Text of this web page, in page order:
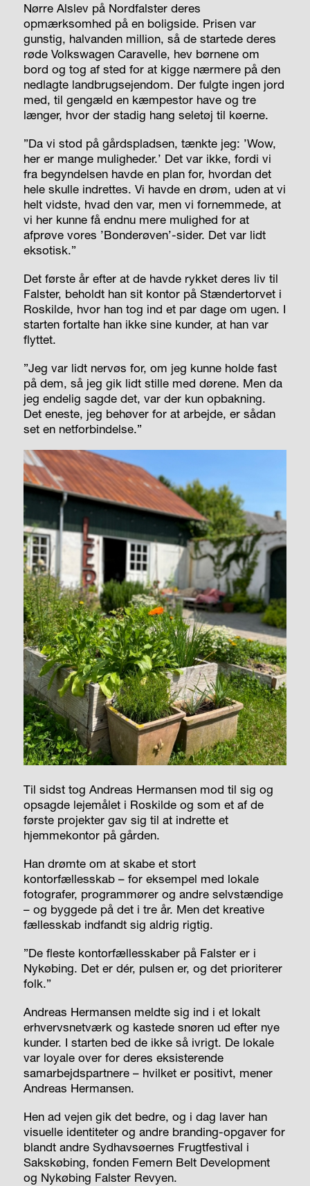
Nørre Alslev på Nordfalster deres
opmærksomhed på en boligside. Prisen var
gunstig, halvanden million, så de startede deres
røde Volkswagen Caravelle, hev børnene om
bord og tog af sted for at kigge nærmere på den
nedlagte landbrugsejendom. Der fulgte ingen jord
med, til gengæld en kæmpestor have og tre
længer, hvor der stadig hang seletøj til køerne.
”Da vi stod på gårdspladsen, tænkte jeg: ’Wow,
her er mange muligheder.’ Det var ikke, fordi vi
fra begyndelsen havde en plan for, hvordan det
hele skulle indrettes. Vi havde en drøm, uden at vi
helt vidste, hvad den var, men vi fornemmede, at
vi her kunne få endnu mere mulighed for at
afprøve vores ’Bonderøven’-sider. Det var lidt
eksotisk.”
Det første år efter at de havde rykket deres liv til
Falster, beholdt han sit kontor på Stændertorvet i
Roskilde, hvor han tog ind et par dage om ugen. I
starten fortalte han ikke sine kunder, at han var
flyttet.
”Jeg var lidt nervøs for, om jeg kunne holde fast
på dem, så jeg gik lidt stille med dørene. Men da
jeg endelig sagde det, var der kun opbakning.
Det eneste, jeg behøver for at arbejde, er sådan
set en netforbindelse.”
Til sidst tog Andreas Hermansen mod til sig og
opsagde lejemålet i Roskilde og som et af de
første projekter gav sig til at indrette et
hjemmekontor på gården.
Han drømte om at skabe et stort
kontorfællesskab – for eksempel med lokale
fotografer, programmører og andre selvstændige
– og byggede på det i tre år. Men det kreative
fællesskab indfandt sig aldrig rigtig.
”De fleste kontorfællesskaber på Falster er i
Nykøbing. Det er dér, pulsen er, og det prioriterer
folk.”
Andreas Hermansen meldte sig ind i et lokalt
erhvervsnetværk og kastede snøren ud efter nye
kunder. I starten bed de ikke så ivrigt. De lokale
var loyale over for deres eksisterende
samarbejdspartnere – hvilket er positivt, mener
Andreas Hermansen.
Hen ad vejen gik det bedre, og i dag laver han
visuelle identiteter og andre branding-opgaver for
blandt andre Sydhavsøernes Frugtfestival i
Sakskøbing, fonden Femern Belt Development
og Nykøbing Falster Revyen.